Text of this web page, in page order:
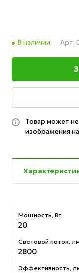
В наличии Арт.
Товар может
изображения
Мощность, Вт
20
Световой поток,
2800
Эффективность,